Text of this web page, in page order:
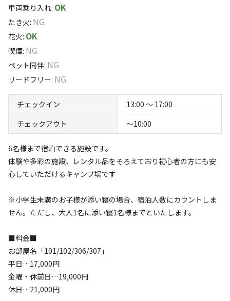
車両乗り入れ: OK
たき火: NG
花火: OK
喫煙: NG
ペット同伴: NG
リードフリー: NG
チェックイン
13:00 〜 17:00
チェックアウト
〜10:00
6名様まで宿泊できる施設です。
体験や多彩の施設、レンタル品をそろえており初心者の方にも安
心していただけるキャンプ場です
※小学生未満のお子様が添い寝の場合、宿泊人数にカウントしま
せん。ただし、大人1名に添い寝1名様までといたします。
■料金■
お部屋名「101/102/306/307」
平日…17,000円
金曜・休前日…19,000円
休日…21,000円
■ 快適なセルフスタイル
レンタル用品が充実しており、お好みの食材を持ち込んで
自由に楽しむ「素泊まり」スタイル。切り株の年輪が時を
重ねるように、ここで過ごすひとときが、ご家族の大切な
思い出の記録となりますように。
スタッフ一同、のほほんとお待ちしております。
#体験アクティビティ
#クラフト体験
# グループにおすすめ
川遊び レンタルあり
#星空撮影 #
キャンペーン
キャンプ場からのお知らせ
2025.3.21 更新
★★★重要★★★
【掛け布団のご用意はありません】